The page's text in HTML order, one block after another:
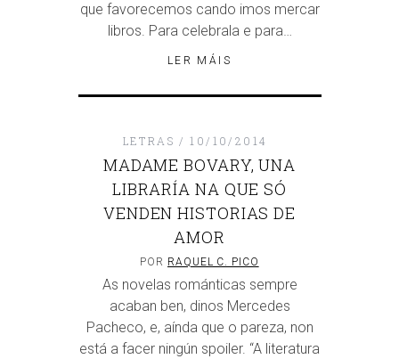
que favorecemos cando imos mercar
libros. Para celebrala e para…
LER MÁIS
LETRAS 10/10/2014
MADAME BOVARY, UNA
LIBRARÍA NA QUE SÓ
VENDEN HISTORIAS DE
AMOR
POR RAQUEL C. PICO
As novelas románticas sempre
acaban ben, dinos Mercedes
Pacheco, e, aínda que o pareza, non
está a facer ningún spoiler. “A literatura